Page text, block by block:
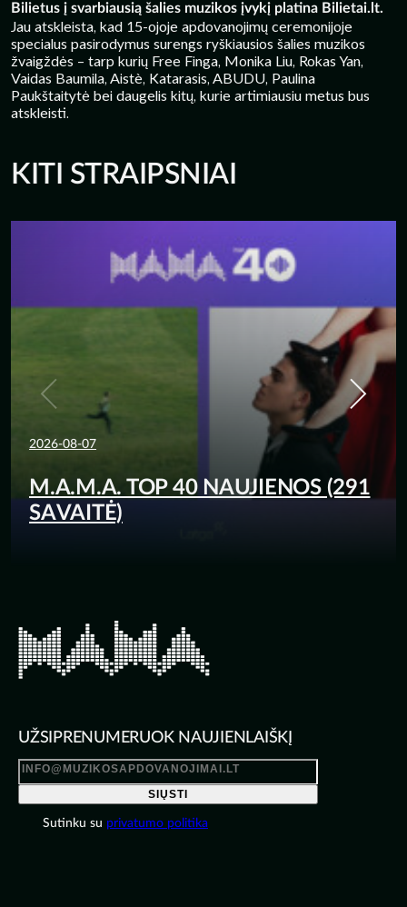
Bilietus į svarbiausią šalies muzikos įvykį platina Bilietai.lt.
Jau atskleista, kad 15-ojoje apdovanojimų ceremonijoje
specialus pasirodymus surengs ryškiausios šalies muzikos
žvaigždės – tarp kurių Free Finga, Monika Liu, Rokas Yan,
Vaidas Baumila, Aistè, Katarasis, ABUDU, Paulina
Paukštaitytė bei daugelis kitų, kurie artimiausiu metus bus
atskleisti.
KITI STRAIPSNIAI
2026-08-07
M.A.M.A. TOP 40 NAUJIENOS (291
SAVAITĖ)
UŽSIPRENUMERUOK NAUJIENLAIŠKĮ
SIŲSTI
Sutinku su privatumo politika